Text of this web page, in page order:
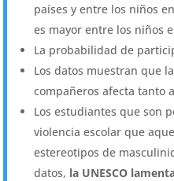
países y entre los niños
es mayor entre los niños
La probabilidad de
Los datos muestran que
compañeros afecta tanto
Los estudiantes que son
violencia escolar que
estereotipos de
datos, la UNESCO